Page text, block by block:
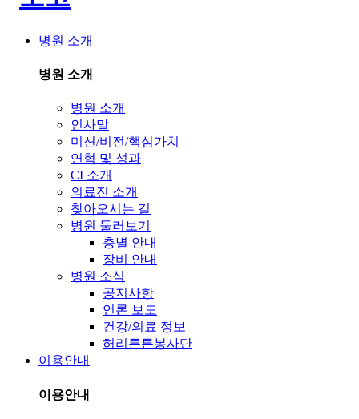
병원 소개
병원 소개
병원 소개
인사말
미션/비전/핵심가치
연혁 및 성과
CI 소개
의료진 소개
찾아오시는 길
병원 둘러보기
층별 안내
장비 안내
병원 소식
공지사항
언론 보도
건강/의료 정보
허리튼튼봉사단
이용안내
이용안내